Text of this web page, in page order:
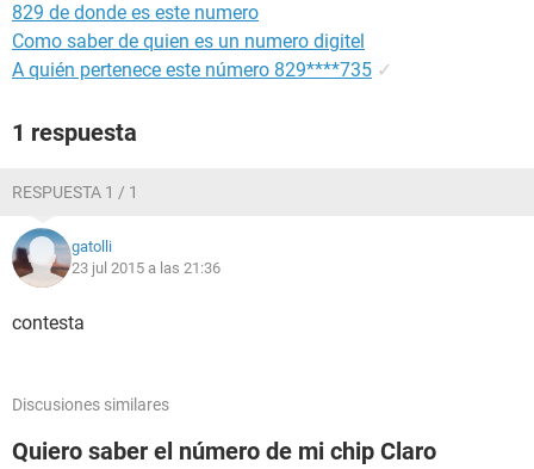
829 de donde es este numero
Como saber de quien es un numero digitel
A quién pertenece este número 829****735 ✓
1 respuesta
RESPUESTA 1 / 1
gatolli
23 jul 2015 a las 21:36
contesta
Discusiones similares
Quiero saber el número de mi chip Claro